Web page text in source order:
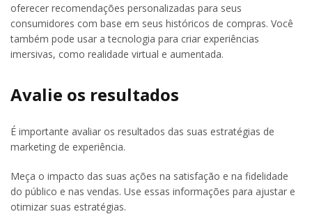
oferecer recomendações personalizadas para seus
consumidores com base em seus históricos de compras. Você
também pode usar a tecnologia para criar experiências
imersivas, como realidade virtual e aumentada.
Avalie os resultados
É importante avaliar os resultados das suas estratégias de
marketing de experiência.
Meça o impacto das suas ações na satisfação e na fidelidade
do público e nas vendas. Use essas informações para ajustar e
otimizar suas estratégias.